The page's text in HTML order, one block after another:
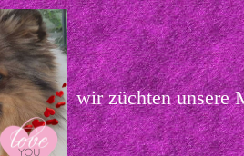
wir züchten unsere